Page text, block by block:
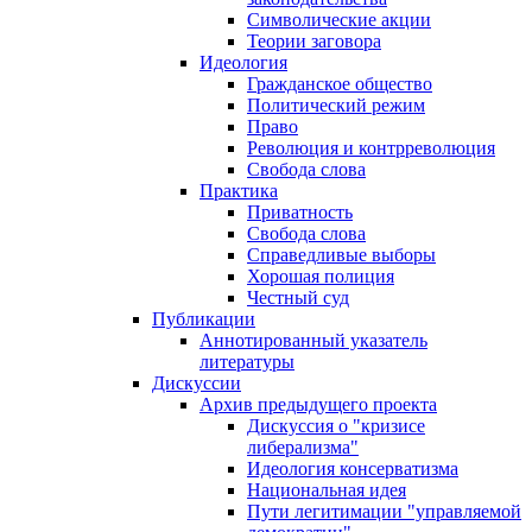
Символические акции
Теории заговора
Идеология
Гражданское общество
Политический режим
Право
Революция и контрреволюция
Свобода слова
Практика
Приватность
Свобода слова
Справедливые выборы
Хорошая полиция
Честный суд
Публикации
Аннотированный указатель
литературы
Дискуссии
Архив предыдущего проекта
Дискуссия о "кризисе
либерализма"
Идеология консерватизма
Национальная идея
Пути легитимации "управляемой